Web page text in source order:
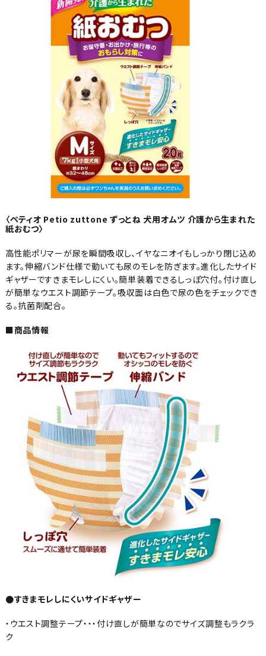
〈ペティオ Petio zuttone ずっとね 犬用オムツ 介護から生まれた
紙おむつ〉
高性能ポリマーが尿を瞬間吸収し、イヤなニオイもしっかり閉じ込め
ます。伸縮バンド仕様で動いても尿のモレを防ぎます。進化したサイド
ギャザーですきまモレしにくい。簡単装着できるしっぽ穴付。付け直し
が簡単なウエスト調節テープ。吸収面は白色で尿の色をチェックでき
る。抗菌剤配合。
■商品情報
●すきまモレしにくいサイドギャザー
・ウエスト調整テープ・・・付け直しが簡単なのでサイズ調整もラクラ
ク